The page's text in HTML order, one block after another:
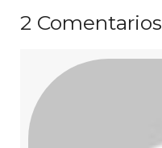
2 Comentarios